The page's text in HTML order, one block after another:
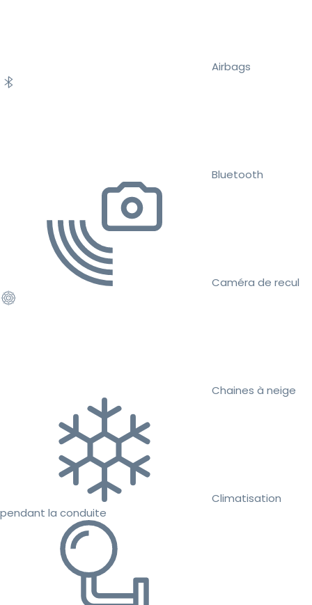
Airbags
Bluetooth
Caméra de recul
Chaines à neige
Climatisation
pendant la conduite